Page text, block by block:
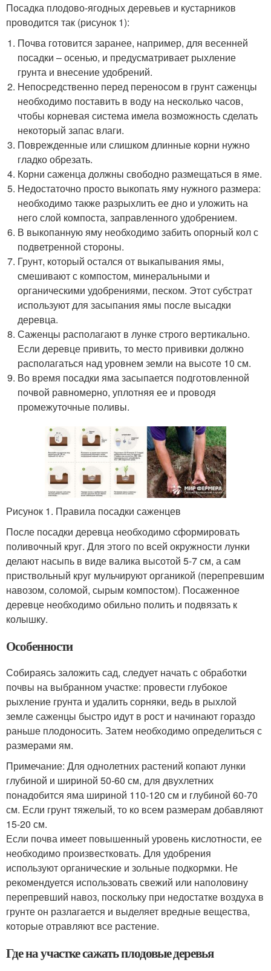
Посадка плодово-ягодных деревьев и кустарников
проводится так (рисунок 1):
Почва готовится заранее, например, для весенней
посадки – осенью, и предусматривает рыхление
грунта и внесение удобрений.
Непосредственно перед переносом в грунт саженцы
необходимо поставить в воду на несколько часов,
чтобы корневая система имела возможность сделать
некоторый запас влаги.
Поврежденные или слишком длинные корни нужно
гладко обрезать.
Корни саженца должны свободно размещаться в яме.
Недостаточно просто выкопать яму нужного размера:
необходимо также разрыхлить ее дно и уложить на
него слой компоста, заправленного удобрением.
В выкопанную яму необходимо забить опорный кол с
подветренной стороны.
Грунт, который остался от выкапывания ямы,
смешивают с компостом, минеральными и
органическими удобрениями, песком. Этот субстрат
используют для засыпания ямы после высадки
деревца.
Саженцы располагают в лунке строго вертикально.
Если деревце привить, то место прививки должно
располагаться над уровнем земли на высоте 10 см.
Во время посадки яма засыпается подготовленной
почвой равномерно, уплотняя ее и проводя
промежуточные поливы.
Рисунок 1. Правила посадки саженцев
После посадки деревца необходимо сформировать
поливочный круг. Для этого по всей окружности лунки
делают насыпь в виде валика высотой 5-7 см, а сам
приствольный круг мульчируют органикой (перепревшим
навозом, соломой, сырым компостом). Посаженное
деревце необходимо обильно полить и подвязать к
колышку.
Особенности
Собираясь заложить сад, следует начать с обработки
почвы на выбранном участке: провести глубокое
рыхление грунта и удалить сорняки, ведь в рыхлой
земле саженцы быстро идут в рост и начинают гораздо
раньше плодоносить. Затем необходимо определиться с
размерами ям.
Примечание: Для однолетних растений копают лунки
глубиной и шириной 50-60 см, для двухлетних
понадобится яма шириной 110-120 см и глубиной 60-70
см. Если грунт тяжелый, то ко всем размерам добавляют
15-20 см.
Если почва имеет повышенный уровень кислотности, ее
необходимо произвестковать. Для удобрения
используют органические и зольные подкормки. Не
рекомендуется использовать свежий или наполовину
перепревший навоз, поскольку при недостатке воздуха в
грунте он разлагается и выделяет вредные вещества,
которые отравляют все растение.
Где на участке сажать плодовые деревья